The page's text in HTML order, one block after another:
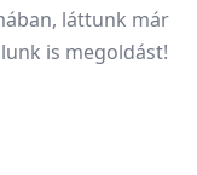
láttunk már
is megoldást!